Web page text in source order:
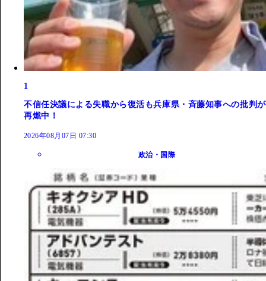
1
不信任決議による失職から復活も兵庫県・斉藤知事への批判が
再燃中！
2026年08月07日 07:30
政治・国際